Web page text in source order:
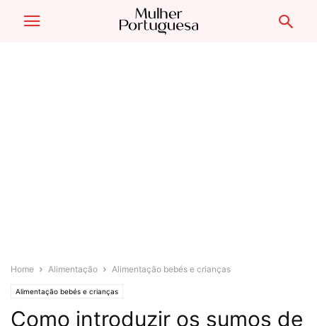
Home Alimentação Alimentação bebés e crianças
Alimentação bebés e crianças
Como introduzir os sumos de